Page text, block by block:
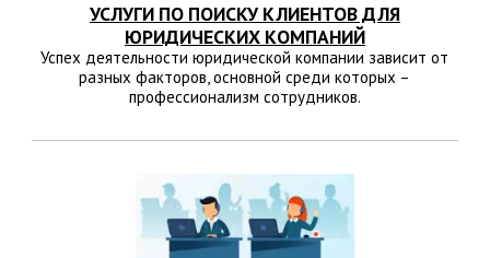
УСЛУГИ ПО ПОИСКУ КЛИЕНТОВ ДЛЯ
ЮРИДИЧЕСКИХ КОМПАНИЙ
Успех деятельности юридической компании зависит от
разных факторов, основной среди которых –
профессионализм сотрудников.